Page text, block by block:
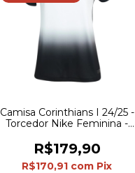
Camisa Corinthians I 24/25 -
Torcedor Nike Feminina -
preto
R$179,90
R$170,91 com Pix